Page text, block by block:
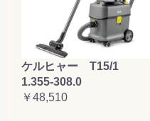
ケルヒャー T15/1
1.355-308.0
￥48,510